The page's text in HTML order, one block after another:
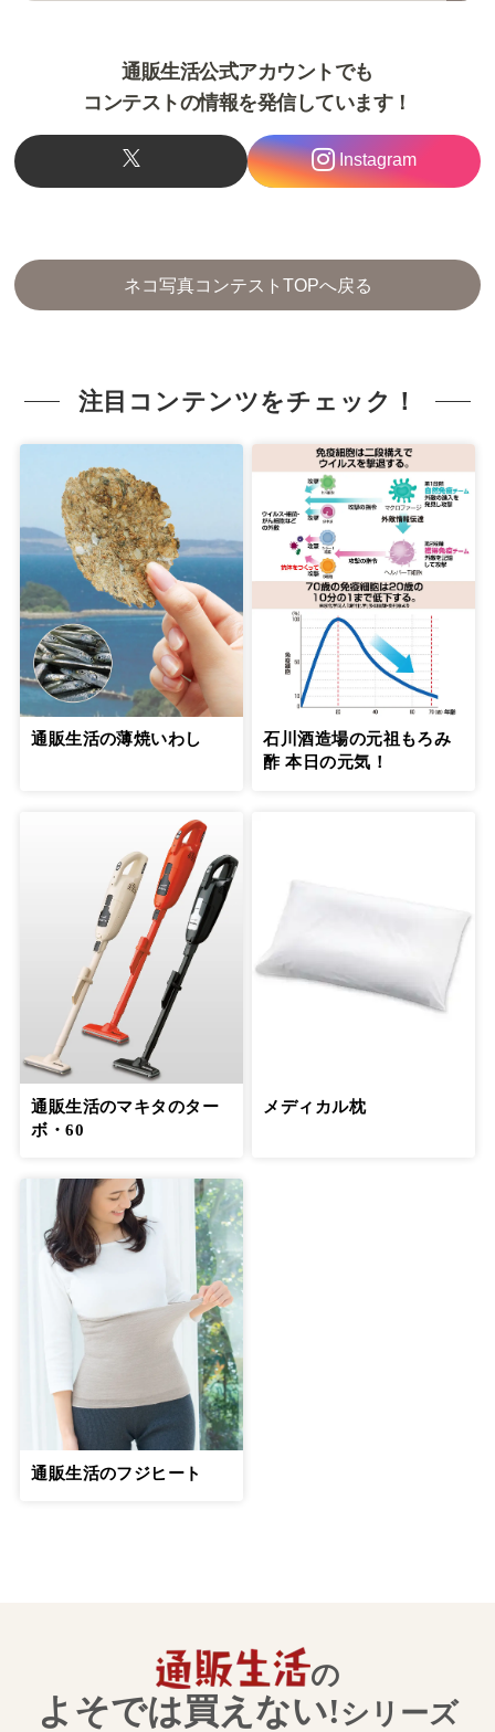
通販生活公式アカウントでも
コンテストの情報を発信しています！
Instagram
ネコ写真コンテストTOPへ戻る
注目コンテンツをチェック！
通販生活の薄焼いわし
石川酒造場の元祖もろみ
酢 本日の元気！
通販生活のマキタのター
ボ・60
メディカル枕
通販生活のフジヒート
の
よそでは買えない!シリーズ